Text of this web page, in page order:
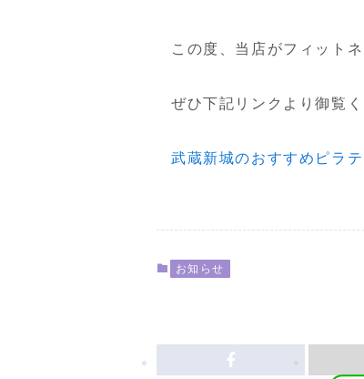
この度、当店がフィット
ぜひ下記リンクより御覧く
武蔵新城のおすすめピラ
お知らせ